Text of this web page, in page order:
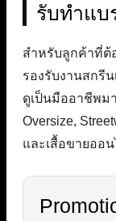
รับทำแบ
สำหรับลูกค้าที่ต้
รองรับงานสกรี
ดูเป็นมืออาชีพม
Oversize,
และเสื้อขายออ